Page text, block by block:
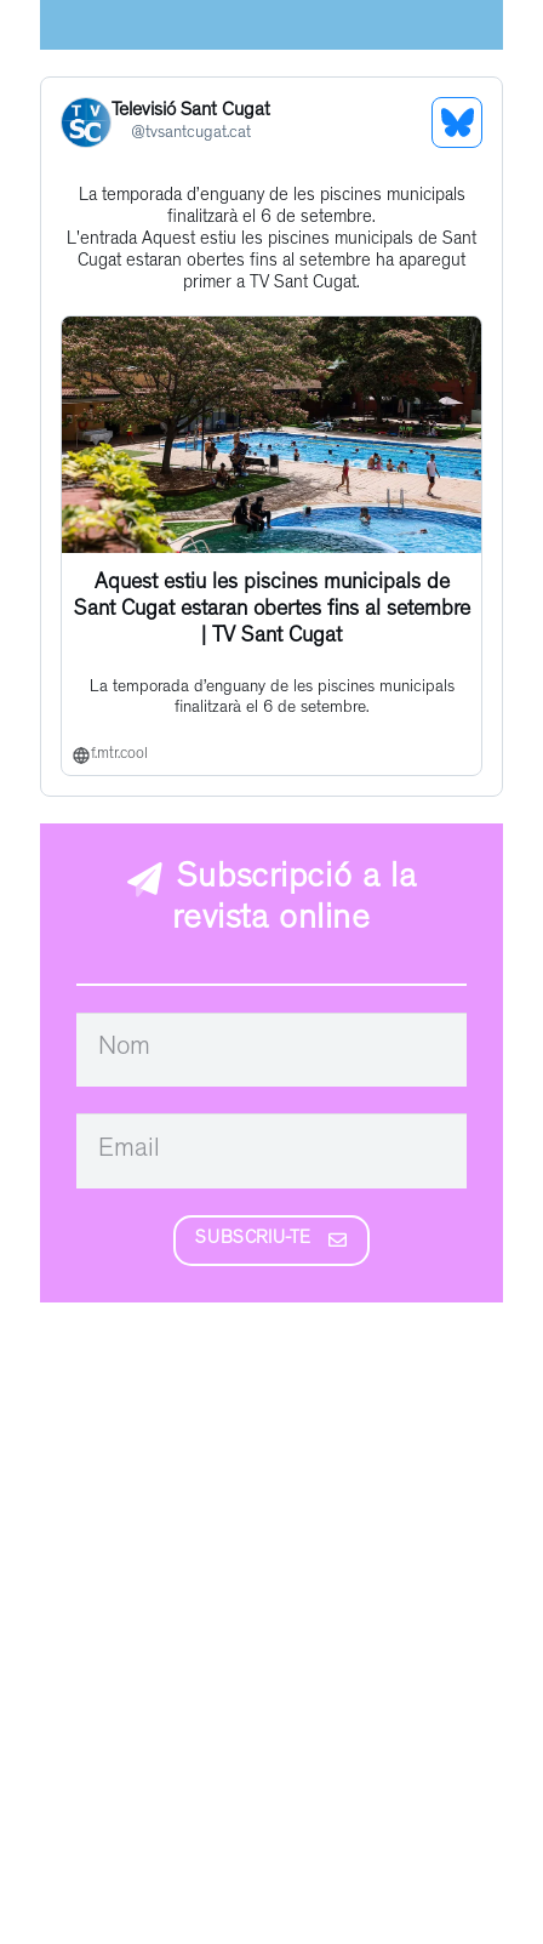
Televisió Sant Cugat
@tvsantcugat.cat
See
Profile
Get
to
this
La temporada d’enguany de les piscines municipals
finalitzarà el 6 de setembre.
L'entrada Aquest estiu les piscines municipals de Sant
Cugat estaran obertes fins al setembre ha aparegut
primer a TV Sant Cugat.
Aquest estiu les piscines municipals de
Sant Cugat estaran obertes fins al setembre
| TV Sant Cugat
La temporada d’enguany de les piscines municipals
finalitzarà el 6 de setembre.
f.mtr.cool
Subscripció a la
revista online
SUBSCRIU-TE